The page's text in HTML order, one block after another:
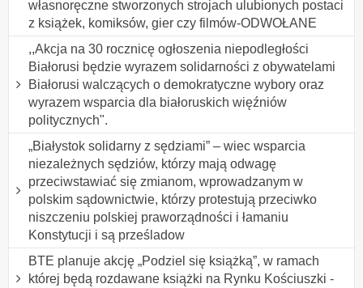
własnoręczne stworzonych strojach ulubionych postaci
z książek, komiksów, gier czy filmów-ODWOŁANE
,,Akcja na 30 rocznicę ogłoszenia niepodległości
Białorusi będzie wyrazem solidarności z obywatelami
Białorusi walczących o demokratyczne wybory oraz
wyrazem wsparcia dla białoruskich więźniów
politycznych".
„Białystok solidarny z sędziami” – wiec wsparcia
niezależnych sędziów, którzy mają odwagę
przeciwstawiać się zmianom, wprowadzanym w
polskim sądownictwie, którzy protestują przeciwko
niszczeniu polskiej praworządności i łamaniu
Konstytucji i są prześladow
BTE planuje akcję „Podziel się książką”, w ramach
której będą rozdawane książki na Rynku Kościuszki -